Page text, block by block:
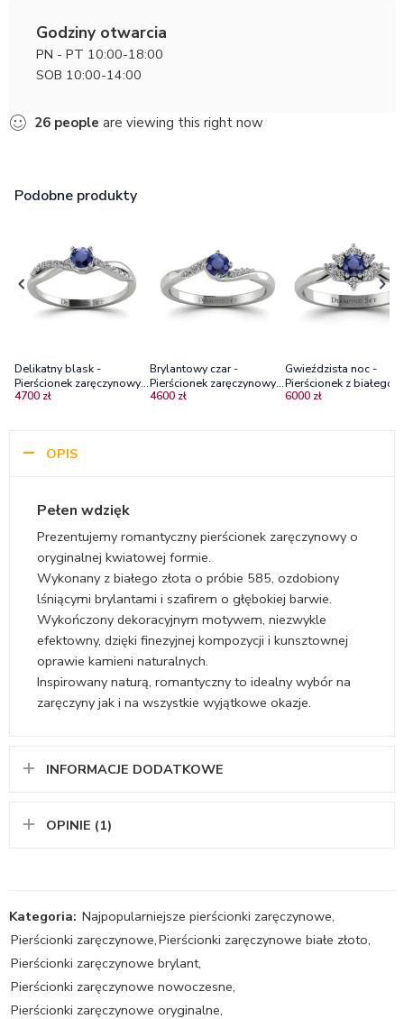
Godziny otwarcia
PN - PT 10:00-18:00
SOB 10:00-14:00
26 people are viewing this right now
Podobne produkty
Delikatny blask -
Pierścionek zaręczynowy z
białego złota z szafirem i
4700 zł
Brylantowy czar -
Pierścionek zaręczynowy z
białego złota z szafirem i
4600 zł
Gwieździsta noc -
Pierścionek z białego
złota z szafirem i
6000 zł
OPIS
Pełen wdzięk
Prezentujemy romantyczny pierścionek zaręczynowy o
oryginalnej kwiatowej formie.
Wykonany z białego złota o próbie 585, ozdobiony
lśniącymi brylantami i szafirem o głębokiej barwie.
Wykończony dekoracyjnym motywem, niezwykle
efektowny, dzięki finezyjnej kompozycji i kunsztownej
oprawie kamieni naturalnych.
Inspirowany naturą, romantyczny to idealny wybór na
zaręczyny jak i na wszystkie wyjątkowe okazje.
INFORMACJE DODATKOWE
OPINIE (1)
Kategoria: Najpopularniejsze pierścionki zaręczynowe,
Pierścionki zaręczynowe,Pierścionki zaręczynowe białe złoto,
Pierścionki zaręczynowe brylant,
Pierścionki zaręczynowe nowoczesne,
Pierścionki zaręczynowe oryginalne,